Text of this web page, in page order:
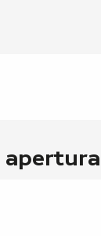
apertura